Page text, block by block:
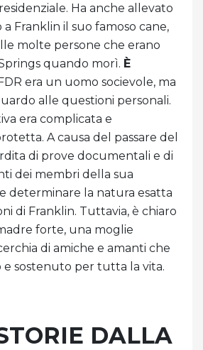
Ha anche allevato
Franklin il suo famoso cane,
molte persone che erano
quando morì. È
era un uomo socievole, ma
alle questioni personali.
era complicata e
A causa del passare del
di prove documentali e di
dei membri della sua
determinare la natura esatta
di Franklin. Tuttavia, è chiaro
forte, una moglie
di amiche e amanti che
e sostenuto per tutta la vita.
DALLA